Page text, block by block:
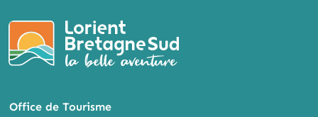
Office de Tourisme